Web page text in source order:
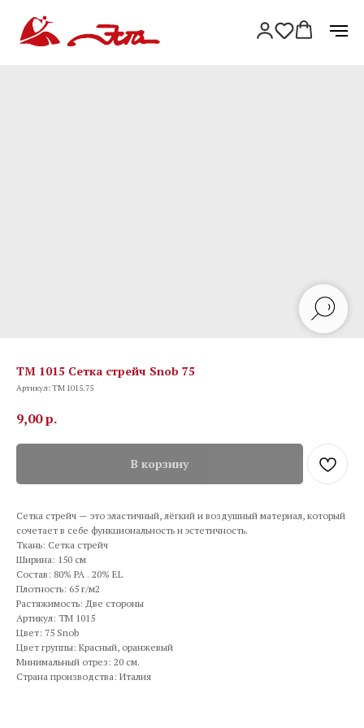
TM 1015 Сетка стрейч Snob 75
Артикул:TM 1015.75
9,00р.
В корзину
Сетка стрейч — это эластичный, лёгкий и воздушный материал, который
сочетает в себе функциональность и эстетичность.
Ткань: Сетка стрейч
Ширина: 150 см
Состав: 80% PA . 20% EL
Плотность: 65 г/м2
Растяжимость: Две стороны
Артикул: TM 1015
Цвет: 75 Snob
Цвет группы: Красный, оранжевый
Минимальный отрез: 20 см.
Страна производства: Италия